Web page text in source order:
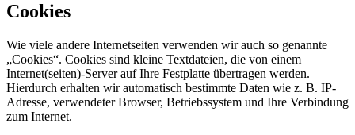
Cookies
Wie viele andere Internetseiten verwenden wir auch so genannte
„Cookies“. Cookies sind kleine Textdateien, die von einem
Internet(seiten)-Server auf Ihre Festplatte übertragen werden.
Hierdurch erhalten wir automatisch bestimmte Daten wie z. B. IP-
Adresse, verwendeter Browser, Betriebssystem und Ihre Verbindung
zum Internet.